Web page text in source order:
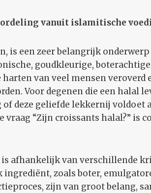
vanuit islamitische
is een zeer belangrijk
goudkleurige,
harten van veel mensen veroverd
Voor degenen die een halal
of deze geliefde lekkernij voldoet
vraag “Zijn croissants halal?” is
afhankelijk van verschillende
ingrediënt, zoals boter,
zijn van groot belang,